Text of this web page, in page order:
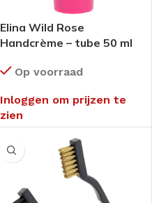
Elina Wild Rose
Handcrème – tube 50 ml
Op voorraad
Inloggen om prijzen te
zien